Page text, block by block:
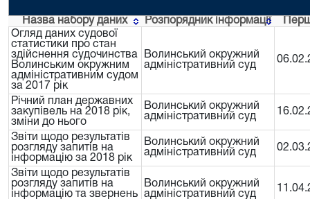
Назва набору даних Розпорядник інформації
Огляд даних судової
статистики про стан
здійснення судочинства
Волинським окружним
адміністративним судом
за 2017 рік
Волинський окружний
адміністративний суд
Річний план державних
закупівель на 2018 рік,
зміни до нього
Волинський окружний
адміністративний суд
Звіти щодо результатів
розгляду запитів на
інформацію за 2018 рік
Волинський окружний
адміністративний суд
Звіти щодо результатів
розгляду запитів на
інформацію та звернень
Волинський окружний
адміністративний суд